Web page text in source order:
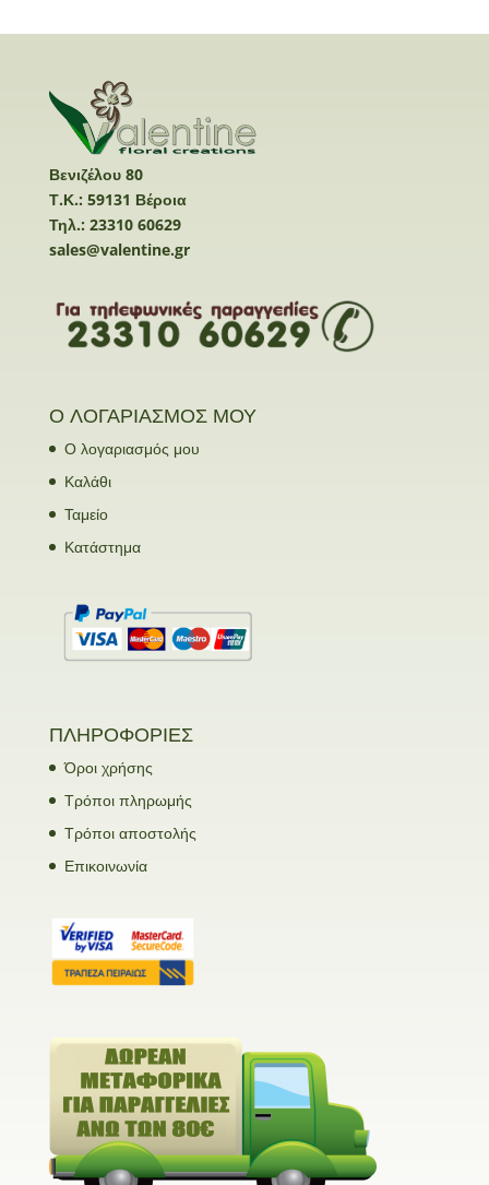
Βενιζέλου 80
Τ.Κ.: 59131 Βέροια
Τηλ.: 23310 60629
sales@valentine.gr
Ο ΛΟΓΑΡΙΑΣΜΟΣ ΜΟΥ
Ο λογαριασμός μου
Καλάθι
Ταμείο
Κατάστημα
ΠΛΗΡΟΦΟΡΙΕΣ
Όροι χρήσης
Τρόποι πληρωμής
Τρόποι αποστολής
Επικοινωνία